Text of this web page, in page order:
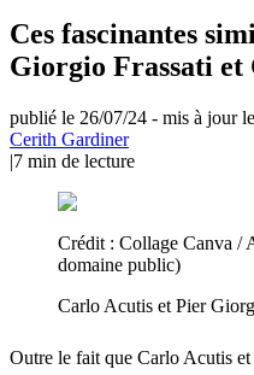
Ces fascinantes
Giorgio Frassati et
publié le 26/07/24 - mis à jour
Cerith Gardiner
|7 min de lecture
Crédit : Collage Canva /
domaine public)
Carlo Acutis et Pier
Outre le fait que Carlo Acutis